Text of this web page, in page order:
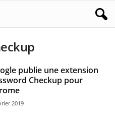
publie une extension
Checkup pour
2019